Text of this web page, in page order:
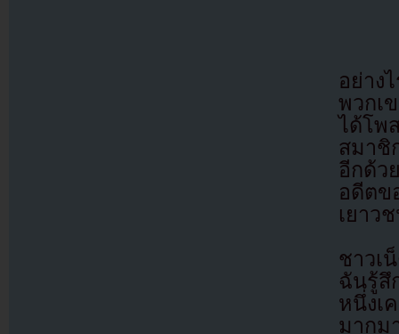
อย่าง
พวกเ
ได้โพ
สมาชิ
อีกด้ว
อดีต
เยาว
ชาวเ
ฉันรู้สึ
หนึ่งเ
มากม